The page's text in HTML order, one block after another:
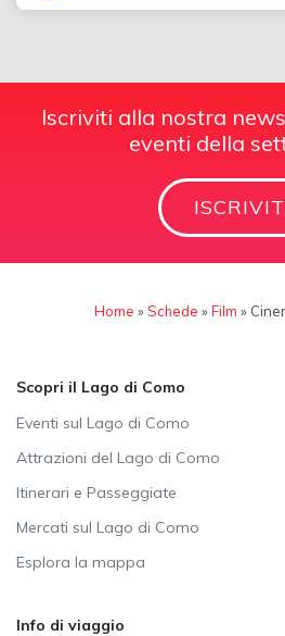
Iscriviti alla nostra
eventi della
Home »Schede »Film »
Scopri il Lago di Como
Eventi sul Lago di Como
Attrazioni del Lago di Como
Itinerari e Passeggiate
Mercati sul Lago di Como
Esplora la mappa
Info di viaggio